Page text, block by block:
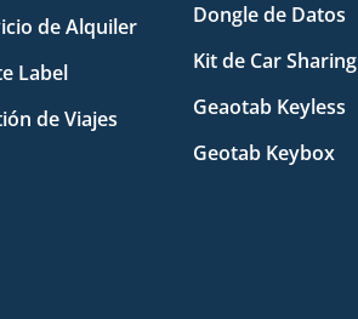
de Alquiler
Label
de Viajes
Dongle de Datos
Kit de Car Sharing
Geaotab Keyless
Geotab Keybox